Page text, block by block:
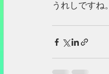
うれしですね。